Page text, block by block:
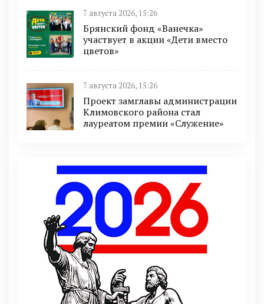
7 августа 2026, 15:26
Брянский фонд «Ванечка»
участвует в акции «Дети вместо
цветов»
7 августа 2026, 15:26
Проект замглавы администрации
Климовского района стал
лауреатом премии «Служение»